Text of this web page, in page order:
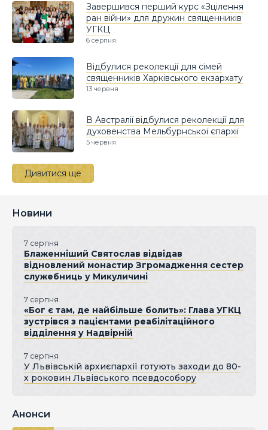
Завершився перший курс «Зцілення
ран війни» для дружин священників
УГКЦ
6 серпня
Відбулися реколекції для сімей
священників Харківського екзархату
13 червня
В Австралії відбулися реколекції для
духовенства Мельбурнської єпархії
5 червня
Дивитися ще
Новини
7 серпня
Блаженніший Святослав відвідав
відновлений монастир Згромадження сестер
служебниць у Микуличині
7 серпня
«Бог є там, де найбільше болить»: Глава УГКЦ
зустрівся з пацієнтами реабілітаційного
відділення у Надвірній
7 серпня
У Львівській архиєпархії готують заходи до 80-
х роковин Львівського псевдособору
Анонси